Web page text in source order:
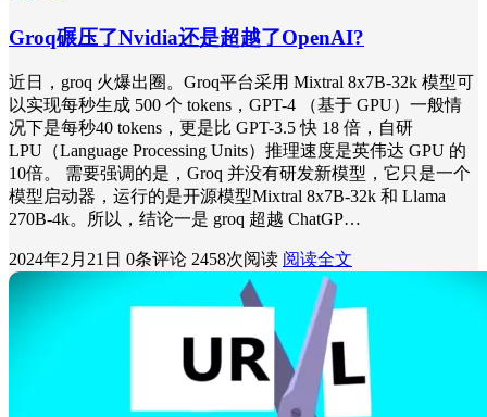
Groq碾压了Nvidia还是超越了OpenAI?
近日，groq 火爆出圈。Groq平台采用 Mixtral 8x7B-32k 模型可
以实现每秒生成 500 个 tokens，GPT-4 （基于 GPU）一般情
况下是每秒40 tokens，更是比 GPT-3.5 快 18 倍，自研
LPU（Language Processing Units）推理速度是英伟达 GPU 的
10倍。 需要强调的是，Groq 并没有研发新模型，它只是一个
模型启动器，运行的是开源模型Mixtral 8x7B-32k 和 Llama
270B-4k。所以，结论一是 groq 超越 ChatGP…
2024年2月21日 0条评论 2458次阅读 阅读全文